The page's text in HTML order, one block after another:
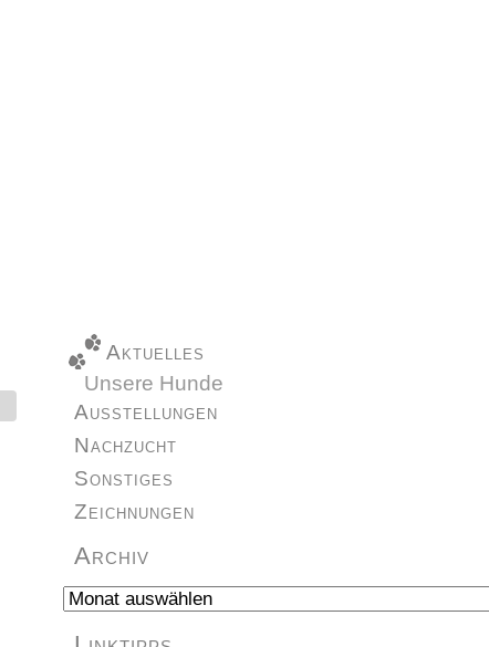
Aktuelles
Unsere Hunde
Ausstellungen
Nachzucht
Sonstiges
Zeichnungen
Archiv
Archiv